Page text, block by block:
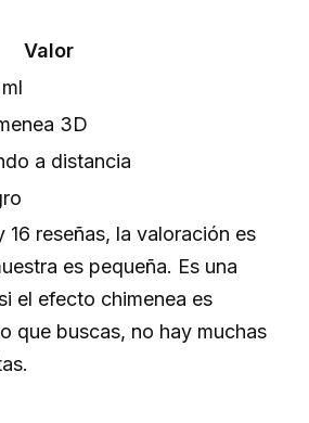
Valor
3D
a distancia
reseñas, la valoración es
es pequeña. Es una
el efecto chimenea es
que buscas, no hay muchas